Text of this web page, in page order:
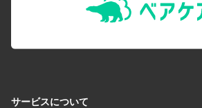
サービスについて